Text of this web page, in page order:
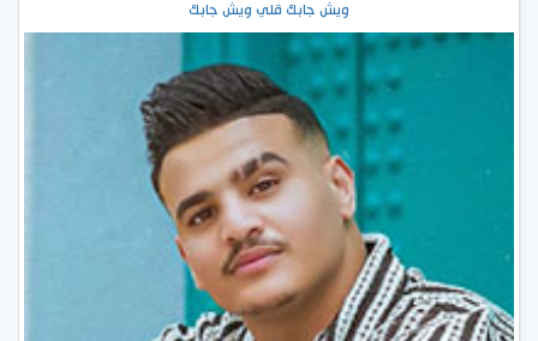
ويش جابك قلي ويش جابك